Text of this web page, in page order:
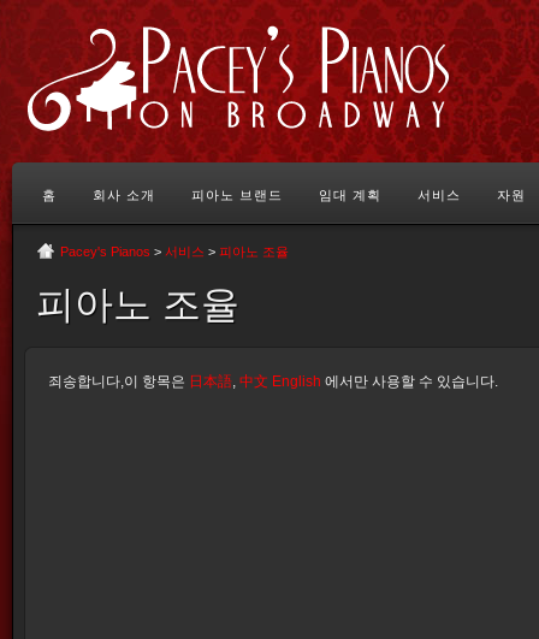
홈 회사 소개 피아노 브랜드 임대 계획 서비스 자원
Pacey's Pianos > 서비스 > 피아노 조율
피아노 조율
죄송합니다,이 항목은 日本語, 中文 English 에서만 사용할 수 있습니다.